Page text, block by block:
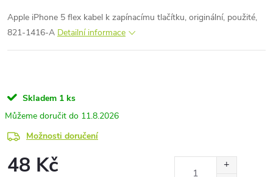
Apple iPhone 5 flex kabel k zapínacímu tlačítku, originální, použité,
821-1416-A Detailní informace
Skladem 1 ks
11.8.2026
Možnosti doručení
48 Kč